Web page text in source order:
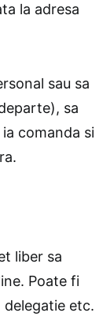
la adresa
sau sa
sa
comanda si
liber sa
Poate fi
delegatie etc.